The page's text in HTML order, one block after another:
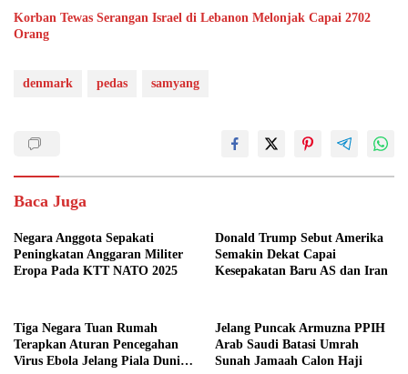
Korban Tewas Serangan Israel di Lebanon Melonjak Capai 2702
Orang
denmark pedas samyang
Baca Juga
Negara Anggota Sepakati
Peningkatan Anggaran Militer
Eropa Pada KTT NATO 2025
Donald Trump Sebut Amerika
Semakin Dekat Capai
Kesepakatan Baru AS dan Iran
Tiga Negara Tuan Rumah
Terapkan Aturan Pencegahan
Virus Ebola Jelang Piala Dunia
Jelang Puncak Armuzna PPIH
Arab Saudi Batasi Umrah
Sunah Jamaah Calon Haji